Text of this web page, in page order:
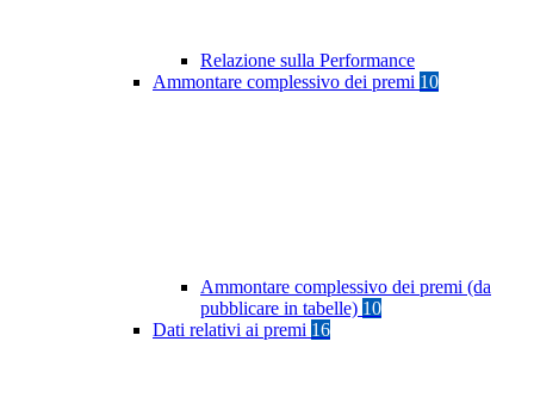
Relazione sulla Performance
Ammontare complessivo dei premi 10
Ammontare complessivo dei premi (da
pubblicare in tabelle) 10
Dati relativi ai premi 16